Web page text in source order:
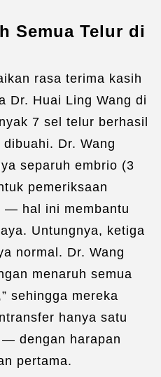
Semua Telur di
rasa terima kasih
Dr. Huai Ling Wang di
7 sel telur berhasil
Dr. Wang
separuh embrio (3
pemeriksaan
— hal ini membantu
Untungnya, ketiga
normal. Dr. Wang
menaruh semua
sehingga mereka
hanya satu
dengan harapan
pertama.